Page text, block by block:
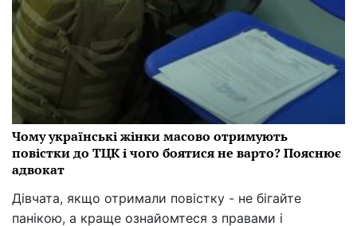
Чому українські жінки масово отримують
повістки до ТЦК і чого боятися не варто? Пояснює
адвокат
Дівчата, якщо отримали повістку - не бігайте
панікою, а краще ознайомтеся з правами і